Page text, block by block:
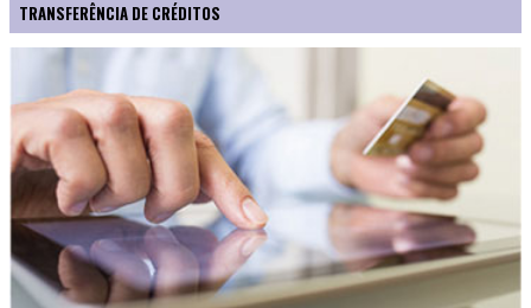
TRANSFERÊNCIA DE CRÉDITOS